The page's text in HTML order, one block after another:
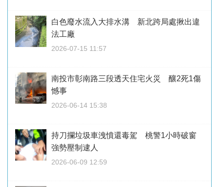
白色廢水流入大排水溝 新北跨局處揪出違
法工廠
2026-07-15 11:57
南投市彰南路三段透天住宅火災 釀2死1傷
憾事
2026-06-14 15:38
持刀攔垃圾車洩憤還毒駕 桃警1小時破窗
強勢壓制逮人
2026-06-09 12:59